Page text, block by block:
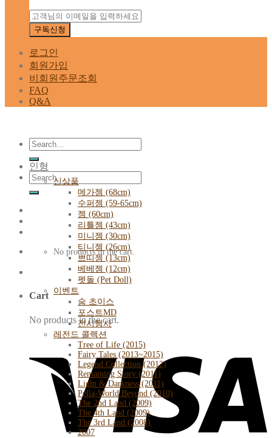
로그인
회원가입
비회원주문조회
FAQ
Q&A
Search
for:
Search
for:
No products in the cart.
Cart
No products in the cart.
인형
신상품
메가젬 (68cm)
수퍼젬 (59-65cm)
젬 (60cm)
리틀젬 (43cm)
미니젬 (30cm)
티니젬 (26cm)
쁘띠젬 (13cm)
베베젬 (12cm)
펫돌 (Pet Doll)
이벤트
숨 초이스
포스트MD
전시행사
레전드 콜렉션
Tree of Life (2015)
Fairy Tales (2013~2015)
Legend Collection (2012)
Remaining Story (2011)
Light & Darkness (2011)
Pella-World Beyond (2010)
The 2nd Land (2009)
The 4th Land (2009)
The 3rd Land (2008)
2007